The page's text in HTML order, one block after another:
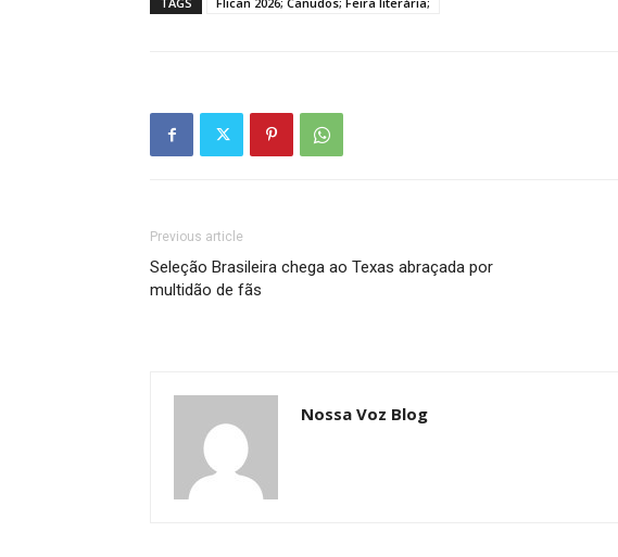
Previous article
Seleção Brasileira chega ao Texas abraçada por
multidão de fãs
Nossa Voz Blog